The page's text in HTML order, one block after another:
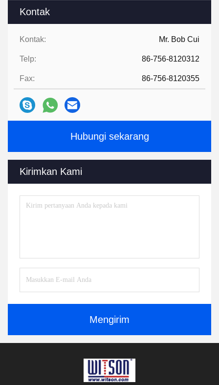
Kontak
Kontak: Mr. Bob Cui
Telp: 86-756-8120312
Fax: 86-756-8120355
Hubungi sekarang
Kirimkan Kami
Mengirim